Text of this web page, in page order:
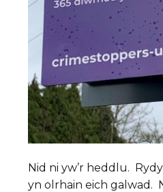
Nid ni yw’r heddlu.
yn olrhain eich galwad.